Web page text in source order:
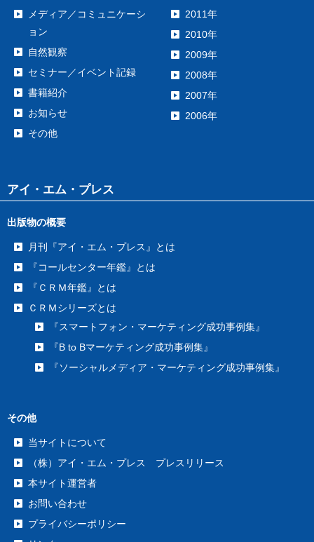
メディア／コミュニケーシ
ョン
自然観察
セミナー／イベント記録
書籍紹介
お知らせ
その他
2011年
2010年
2009年
2008年
2007年
2006年
アイ・エム・プレス
出版物の概要
月刊『アイ・エム・プレス』とは
『コールセンター年鑑』とは
『ＣＲＭ年鑑』とは
ＣＲＭシリーズとは
『スマートフォン・マーケティング成功事例集』
『B to Bマーケティング成功事例集』
『ソーシャルメディア・マーケティング成功事例集』
その他
当サイトについて
（株）アイ・エム・プレス プレスリリース
本サイト運営者
お問い合わせ
プライバシーポリシー